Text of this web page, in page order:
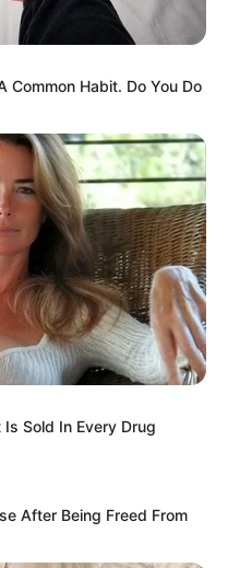
району Закарпаття
конфлікт біля
Common Habit. Do You Do
Sold In Every Drug
After Being Freed From